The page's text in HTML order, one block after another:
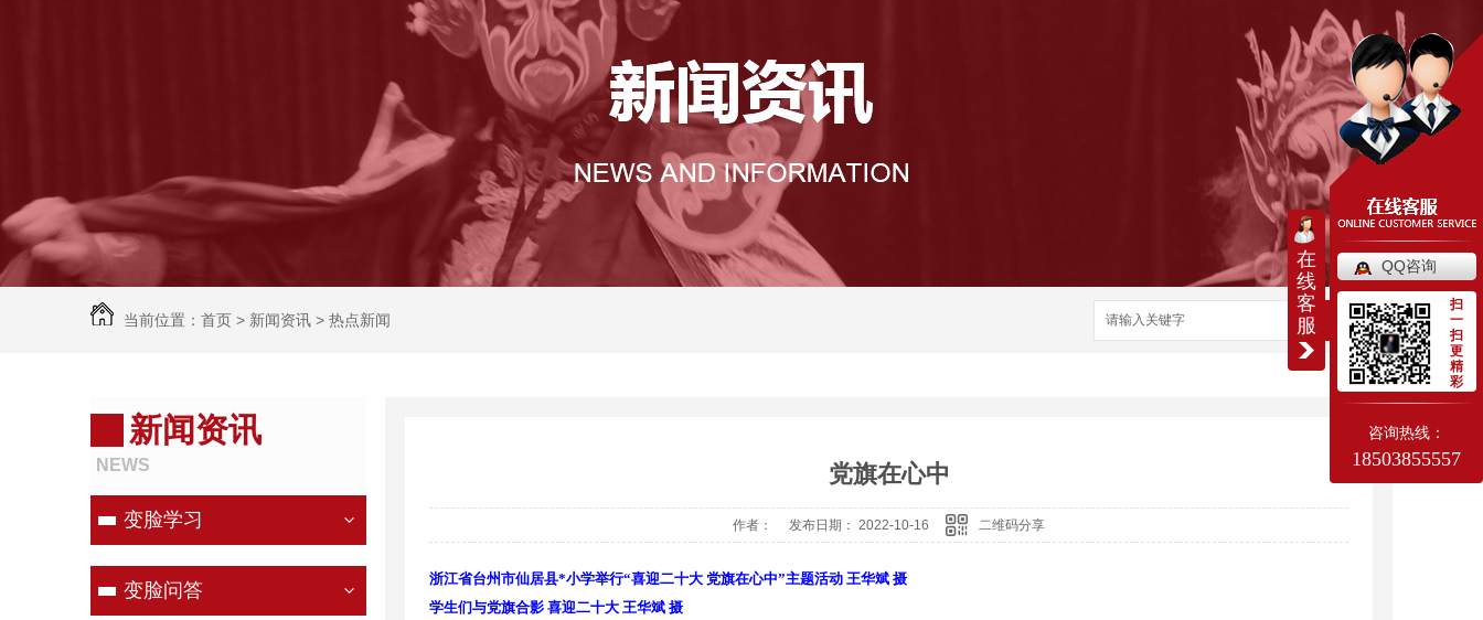
当前位置： 首页 > 新闻资讯 > 热点新闻 搜索
新闻资讯
NEWS
变脸学习
变脸问答
党旗在心中
作者： 发布日期： 2022-10-16 二维码分享
浙江省台州市仙居县*小学举行“喜迎二十大 党旗在心中”主题活动 王华斌 摄
学生们与党旗合影 喜迎二十大 王华斌 摄
在
线
客
服
QQ咨询
扫
一
扫
更
精
彩
咨询热线：
18503855557